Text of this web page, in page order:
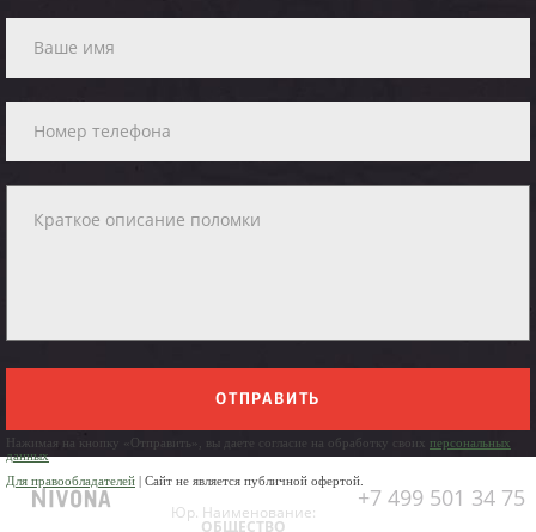
ОТПРАВИТЬ
Нажимая на кнопку «Отправить», вы даете согласие на обработку своих персональных
данных
Для правообладателей | Сайт не является публичной офертой.
+7 499 501 34 75
Юр. Наименование:
ОБЩЕСТВО